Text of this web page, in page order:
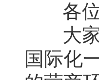
各
大
国际化